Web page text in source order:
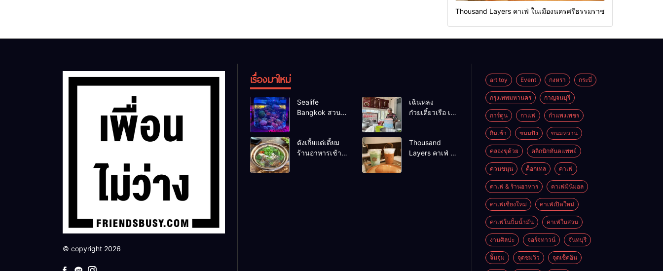
Thousand Layers คาเฟ่ ในเมืองนครศรีธรรมราช
© copyright 2026
เรื่องมาใหม่
Sealife
Bangkok สวน
เฉินหลง
ก๋วยเตี๋ยวเรือ เนื้อ
ตังเกี้ยแต่เตี้ยม
ร้านอาหารเช้า
Thousand
Layers คาเฟ่ ใน
art toy Event กงหรา กระบี่
กรุงเทพมหานคร กาญจนบุรี
การ์ตูน กาแฟ กำแพงเพชร
กินเช้า ขนมปัง ขนมหวาน
คลองขุด้วย คลิกนิกทันตแพทย์
ควนขนุน ค็อกเทล คาเฟ่
คาเฟ่ & ร้านอาหาร คาเฟ่มินิมอล
คาเฟ่เชียงใหม่ คาเฟ่เปิดใหม่
คาเฟ่ในปั้มน้ำมัน คาเฟ่ในสวน
งานศิลปะ จอร์จทาวน์ จันทบุรี
จิ้มจุ่ม จุดชมวิว จุดเช็คอิน